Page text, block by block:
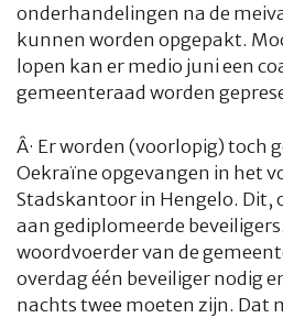
onderhandelingen na de
kunnen worden opgepakt.
lopen kan er medio juni een
gemeenteraad worden
Â· Er worden (voorlopig) toch
Oekraïne opgevangen in het
Stadskantoor in Hengelo. Dit,
aan gediplomeerde
woordvoerder van de
overdag één beveiliger nodig
nachts twee moeten zijn. Dat